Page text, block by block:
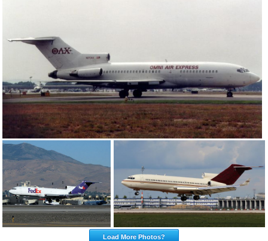
Load More Photos?